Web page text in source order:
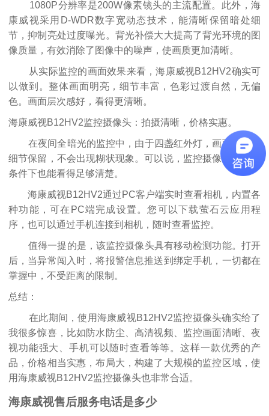
1080P分辨率是200W像素镜头的主流配置。此外，海
康威视采用D-WDR数字宽动态技术，能清晰保留暗处细
节，抑制亮处过度曝光。背光补偿大大提高了背光环境的图
像质量，有效消除了图像中的噪声，使画质更加清晰。
从实际监控的画面效果来看，海康威视B12HV2确实可
以做到。整体画面明亮，细节丰富，色彩过渡自然，无偏
色。画面层次感好，看得更清晰。
海康威视B12HV2监控摄像头：拍摄清晰，价格实惠。
在夜间全暗光的监控中，由于四盏红外灯，画面透明，
细节保留，不会出现糊状现象。可以说，监控摄像头在无光
条件下也能看得足够清楚。
海康威视B12HV2通过PC客户端实时查看相机，内置各
种功能，可在PC端完成设置。您可以下载萤石云应用程
序，也可以通过手机连接到相机，随时查看监控。
值得一提的是，该监控摄像头具有移动检测功能。打开
后，当异常闯入时，将报警信息推送到绑定手机，一切都在
掌握中，不受距离的限制。
总结：
在此期间，使用海康威视B12HV2监控摄像头确实给了
我很多惊喜，比如防水防尘、高清视频、监控画面清晰、夜
视功能强大、手机可以随时查看等等。这样一款优秀的产
品，价格相当实惠，布局大，构建了大规模的监控区域，使
用海康威视B12HV2监控摄像头也非常合适。
海康威视售后服务电话是多少